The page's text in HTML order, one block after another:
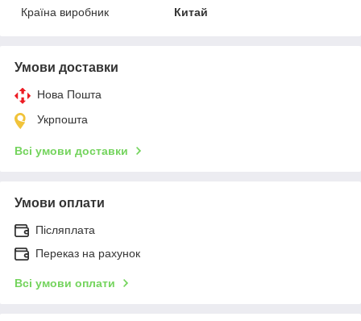
Країна виробник
Китай
Умови доставки
Нова Пошта
Укрпошта
Всі умови доставки
Умови оплати
Післяплата
Переказ на рахунок
Всі умови оплати